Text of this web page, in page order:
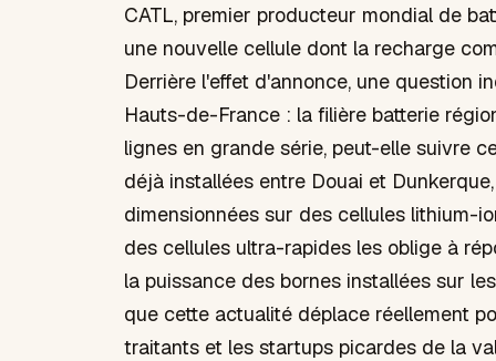
CATL, premier producteur mondial de
une nouvelle cellule dont la recharge
Derrière l'effet d'annonce, une question
Hauts-de-France : la filière batterie
lignes en grande série, peut-elle suivre
déjà installées entre Douai et
dimensionnées sur des cellules lithium-
des cellules ultra-rapides les oblige à
la puissance des bornes installées sur
que cette actualité déplace réellement
traitants et les startups picardes de la